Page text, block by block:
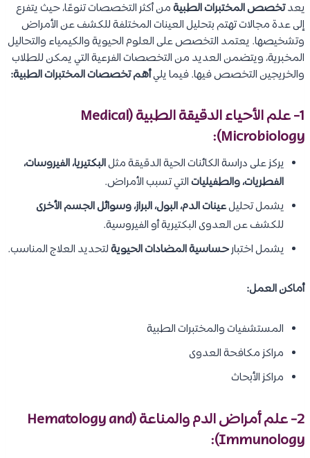
يعدتخصص المختبرات الطبيةمن أكثر التخصصات تنوعًا، حيث يتفرع
إلى عدة مجالات تهتم بتحليل العينات المختلفة للكشف عن الأمراض
وتشخيصها. يعتمد التخصص على العلوم الحيوية والكيمياء والتحاليل
المخبرية، ويتضمن العديد من التخصصات الفرعية التي يمكن للطلاب
والخريجين التخصص فيها. فيما يليأهم تخصصات المختبرات الطبية:
1- علم الأحياء الدقيقة الطبية (Medical
Microbiology):
يركز على دراسة الكائنات الحية الدقيقة مثلالبكتيريا، الفيروسات،
الفطريات، والطفيلياتالتي تسبب الأمراض.
يشمل تحليلعينات الدم، البول، البراز، وسوائل الجسم الأخرى
للكشف عن العدوى البكتيرية أو الفيروسية.
يشمل اختبارحساسية المضادات الحيويةلتحديد العلاج المناسب.
أماكن العمل:
المستشفيات والمختبرات الطبية
مراكز مكافحة العدوى
مراكز الأبحاث
2- علم أمراض الدم والمناعة (Hematology and
Immunology):